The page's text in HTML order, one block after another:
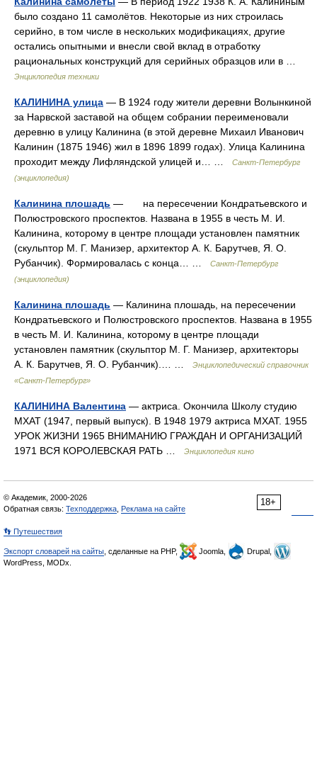
было создано 11 самолётов. Некоторые из них строилась
серийно, в том числе в нескольких модификациях, другие
остались опытными и внесли свой вклад в отработку
рациональных конструкций для серийных образцов или в …
Энциклопедия техники
КАЛИНИНА улица — В 1924 году жители деревни Волынкиной
за Нарвской заставой на общем собрании переименовали
деревню в улицу Калинина (в этой деревне Михаил Иванович
Калинин (1875 1946) жил в 1896 1899 годах). Улица Калинина
проходит между Лифляндской улицей и… …
Санкт-Петербург
(энциклопедия)
Калинина плошадь — на пересечении Кондратьевского и
Полюстровского проспектов. Названа в 1955 в честь М. И.
Калинина, которому в центре площади установлен памятник
(скульптор М. Г. Манизер, архитектор А. К. Барутчев, Я. О.
Рубанчик). Формировалась с конца… …
Санкт-Петербург
(энциклопедия)
Калинина плошадь — Калинина плошадь, на пересечении
Кондратьевского и Полюстровского проспектов. Названа в 1955
в честь М. И. Калинина, которому в центре площади
установлен памятник (скульптор М. Г. Манизер, архитекторы
А. К. Барутчев, Я. О. Рубанчик).… …
Энциклопедический справочник
«Санкт-Петербург»
КАЛИНИНА Валентина — актриса. Окончила Школу студию
МХАТ (1947, первый выпуск). В 1948 1979 актриса МХАТ. 1955
УРОК ЖИЗНИ 1965 ВНИМАНИЮ ГРАЖДАН И ОРГАНИЗАЦИЙ
1971 ВСЯ КОРОЛЕВСКАЯ РАТЬ …
Энциклопедия кино
18+
© Академик, 2000-2026
Обратная связь: Техподдержка Реклама на сайте
👣 Путешествия
Экспорт словарей на сайты , сделанные на PHP, Joomla,
Drupal,
WordPress, MODx.